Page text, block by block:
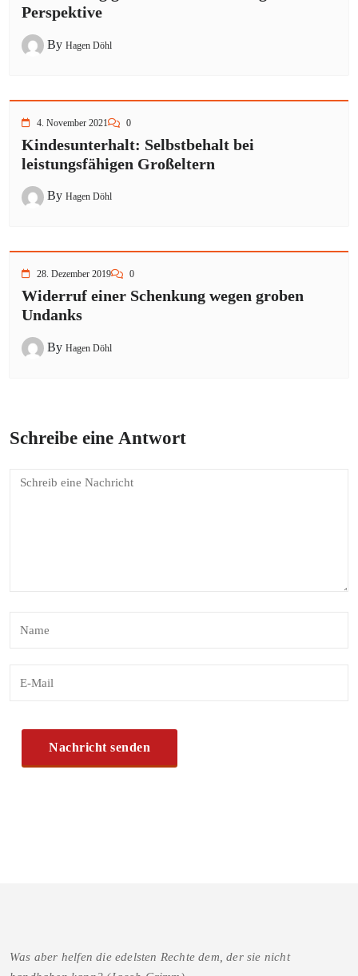
Perspektive
By Hagen Döhl
4. November 2021 0
Kindesunterhalt: Selbstbehalt bei
leistungsfähigen Großeltern
By Hagen Döhl
28. Dezember 2019 0
Widerruf einer Schenkung wegen groben
Undanks
By Hagen Döhl
Schreibe eine Antwort
Was aber helfen die edelsten Rechte dem, der sie nicht